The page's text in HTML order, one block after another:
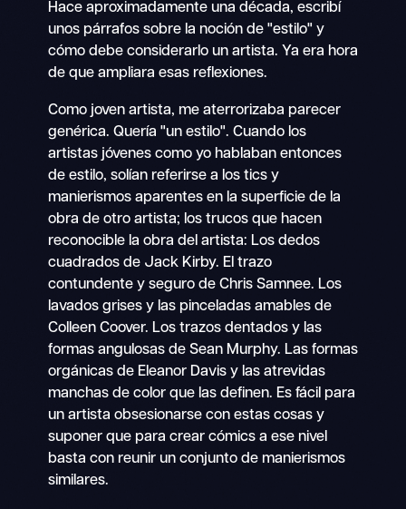
Hace aproximadamente una década, escribí
unos párrafos sobre la noción de "estilo" y
cómo debe considerarlo un artista. Ya era hora
de que ampliara esas reflexiones.
Como joven artista, me aterrorizaba parecer
genérica. Quería "un estilo". Cuando los
artistas jóvenes como yo hablaban entonces
de estilo, solían referirse a los tics y
manierismos aparentes en la superficie de la
obra de otro artista; los trucos que hacen
reconocible la obra del artista: Los dedos
cuadrados de Jack Kirby. El trazo
contundente y seguro de Chris Samnee. Los
lavados grises y las pinceladas amables de
Colleen Coover. Los trazos dentados y las
formas angulosas de Sean Murphy. Las formas
orgánicas de Eleanor Davis y las atrevidas
manchas de color que las definen. Es fácil para
un artista obsesionarse con estas cosas y
suponer que para crear cómics a ese nivel
basta con reunir un conjunto de manierismos
similares.